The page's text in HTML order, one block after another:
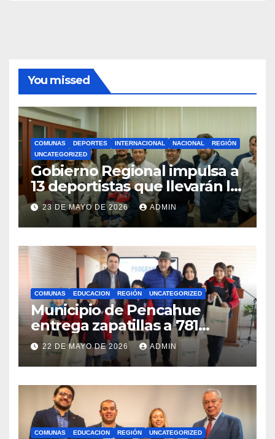
You missed
COMUNAS DEPORTES INTERNACIONAL NACIONAL
REGIÓN
UNCATEGORIZED
Gobierno Regional impulsa a
13 deportistas que llevarán la
bandera maulina a
competencias
internacionales
23 DE MAYO DE 2026 ADMIN
COMUNAS EDUCACION REGIÓN UNCATEGORIZED
Municipio de Pencahue
entrega zapatillas a 781
estudiantes con recursos del
Royalty Minero
22 DE MAYO DE 2026 ADMIN
COMUNAS EDUCACION REGIÓN UNCATEGORIZED